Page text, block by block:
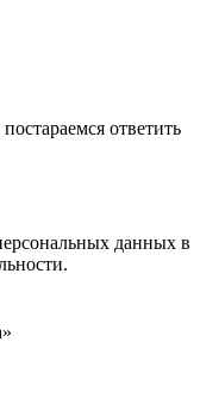
ответить
данных в